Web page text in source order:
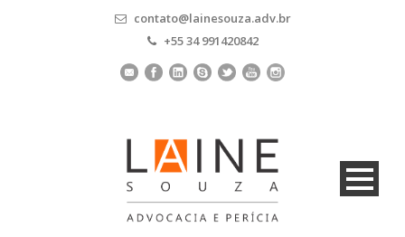
contato@lainesouza.adv.br
+55 34 991420842